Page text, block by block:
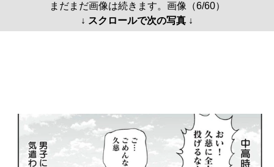
まだまだ画像は続きます。画像（6/60）
↓ スクロールで次の写真 ↓